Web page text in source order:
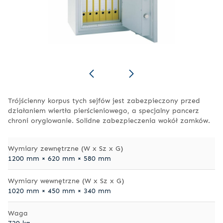
Trójścienny korpus tych sejfów jest zabezpieczony przed
działaniem wiertła pierścieniowego, a specjalny pancerz
chroni oryglowanie. Solidne zabezpieczenia wokół zamków.
Wymiary zewnętrzne (W x Sz x G)
1200 mm × 620 mm × 580 mm
Wymiary wewnętrzne (W x Sz x G)
1020 mm × 450 mm × 340 mm
Waga